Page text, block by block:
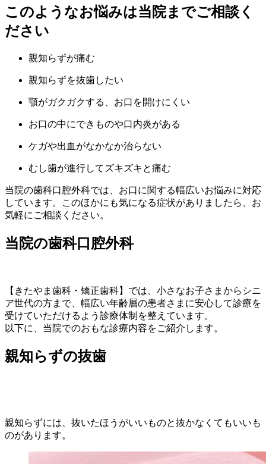
このようなお悩みは当院までご相談く
ださい
親知らずが痛む
親知らずを抜歯したい
顎がガクガクする、お口を開けにくい
お口の中にできものや口内炎がある
ケガや出血がなかなか治らない
むし歯が進行してズキズキと痛む
当院の歯科口腔外科では、お口に関する幅広いお悩みに対応
しています。このほかにも気になる症状がありましたら、お
気軽にご相談ください。
当院の歯科口腔外科
【きたやま歯科・矯正歯科】では、小さなお子さまからシニ
ア世代の方まで、幅広い年齢層の患者さまに安心して診療を
受けていただけるよう診療体制を整えています。
以下に、当院でのおもな診療内容をご紹介します。
親知らずの抜歯
親知らずには、抜いたほうがいいものと抜かなくてもいいも
のがあります。